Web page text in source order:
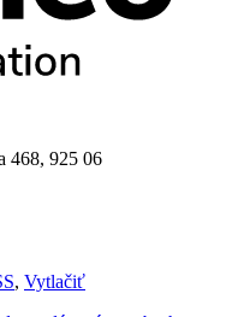
468, 925 06
, Vytlačiť